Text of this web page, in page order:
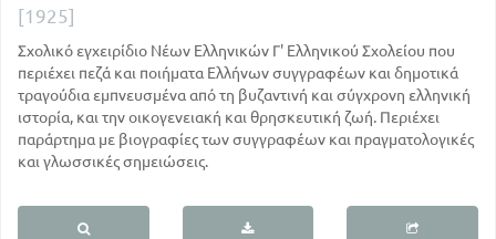
[1925]
Σχολικό εγχειρίδιο Νέων Ελληνικών Γ' Ελληνικού Σχολείου που
περιέχει πεζά και ποιήματα Ελλήνων συγγραφέων και δημοτικά
τραγούδια εμπνευσμένα από τη βυζαντινή και σύγχρονη ελληνική
ιστορία, και την οικογενειακή και θρησκευτική ζωή. Περιέχει
παράρτημα με βιογραφίες των συγγραφέων και πραγματολογικές
και γλωσσικές σημειώσεις.